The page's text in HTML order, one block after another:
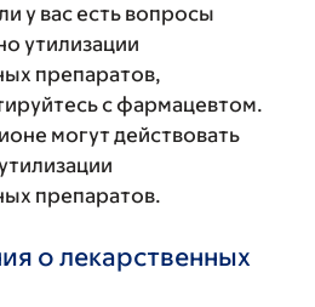
у вас есть вопросы
утилизации
препаратов,
с фармацевтом.
могут действовать
препаратов.
о лекарственных